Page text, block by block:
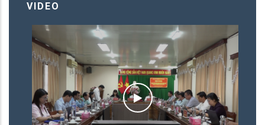
VIDEO